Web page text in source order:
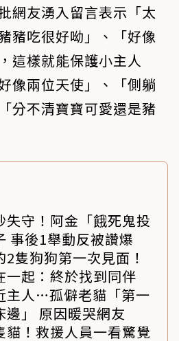
網友湧入留言表示「太
豬吃很好呦」、「好像
這樣就能保護小主人
像兩位天使」、「側躺
分不清寶寶可愛還是豬
失守！阿金「餓死鬼投
事後1舉動反被讚爆
隻狗狗第一次見面！
一起：終於找到同伴
主人…孤僻老貓「第一
邊」 原因暖哭網友
貓！救援人員一看驚覺